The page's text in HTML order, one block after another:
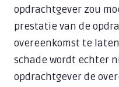
opdrachtgever zou
prestatie van de
overeenkomst te
schade wordt echter
opdrachtgever de